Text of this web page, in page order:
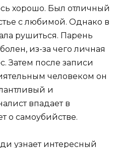
хорошо. Был отличный
с любимой. Однако в
рушиться. Парень
из-за чего личная
Затем после записи
человеком он
и
впадает в
о самоубийстве.
узнает интересный